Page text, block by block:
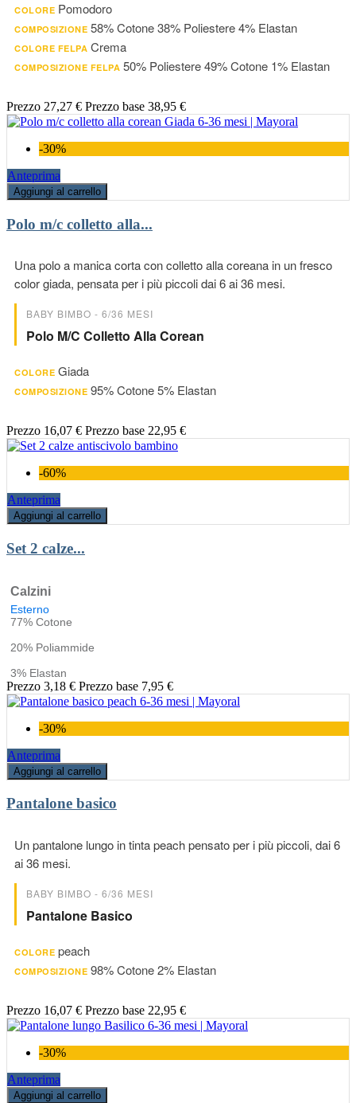
COLORE Pomodoro
COMPOSIZIONE 58% Cotone 38% Poliestere 4% Elastan
COLORE FELPA Crema
COMPOSIZIONE FELPA 50% Poliestere 49% Cotone 1% Elastan
Prezzo 27,27 € Prezzo base 38,95 €
-30%
Anteprima
Aggiungi al carrello
Polo m/c colletto alla...
Una polo a manica corta con colletto alla coreana in un fresco
color giada, pensata per i più piccoli dai 6 ai 36 mesi.
BABY BIMBO - 6/36 MESI
Polo M/c Colletto Alla Corean
COLORE Giada
COMPOSIZIONE 95% Cotone 5% Elastan
Prezzo 16,07 € Prezzo base 22,95 €
-60%
Anteprima
Aggiungi al carrello
Set 2 calze...
Calzini
Esterno
77% Cotone
20% Poliammide
3% Elastan
Prezzo 3,18 € Prezzo base 7,95 €
-30%
Anteprima
Aggiungi al carrello
Pantalone basico
Un pantalone lungo in tinta peach pensato per i più piccoli, dai 6
ai 36 mesi.
BABY BIMBO - 6/36 MESI
Pantalone Basico
COLORE peach
COMPOSIZIONE 98% Cotone 2% Elastan
Prezzo 16,07 € Prezzo base 22,95 €
-30%
Anteprima
Aggiungi al carrello